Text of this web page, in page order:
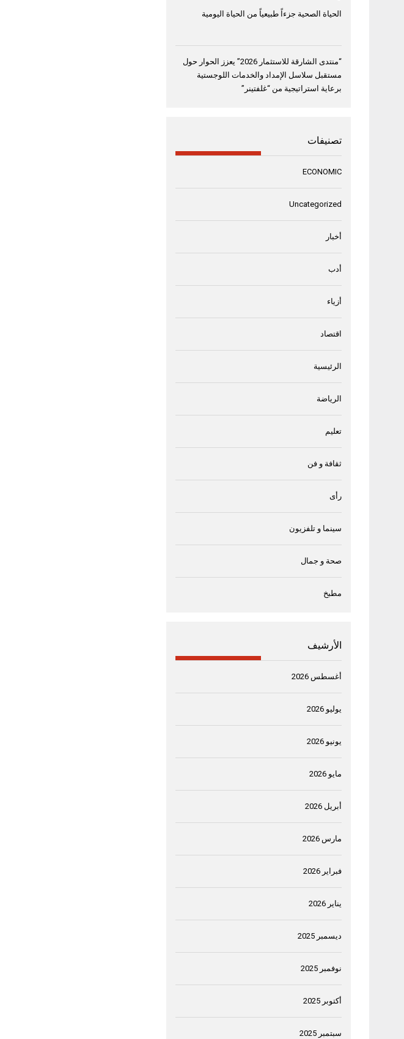
الحياة الصحية جزءاً طبيعياً من الحياة اليومية
“منتدى الشارقة للاستثمار 2026” يعزز الحوار حول
مستقبل سلاسل الإمداد والخدمات اللوجستية
برعاية استراتيجية من “غلفتينر”
تصنيفات
ECONOMIC
Uncategorized
أخبار
أدب
أزياء
اقتصاد
الرئيسية
الرياضة
تعليم
ثقافة و فن
رأى
سينما و تلفزيون
صحة و جمال
مطبخ
الأرشيف
أغسطس 2026
يوليو 2026
يونيو 2026
مايو 2026
أبريل 2026
مارس 2026
فبراير 2026
يناير 2026
ديسمبر 2025
نوفمبر 2025
أكتوبر 2025
سبتمبر 2025